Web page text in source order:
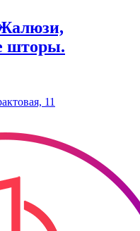
шторы.
11